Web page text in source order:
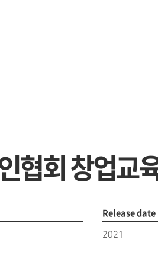
협회 창업교
Release date
2021